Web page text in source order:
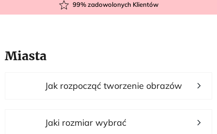
99% zadowolonych Klientów
Miasta
Jak rozpocząć tworzenie obrazów
Jaki rozmiar wybrać